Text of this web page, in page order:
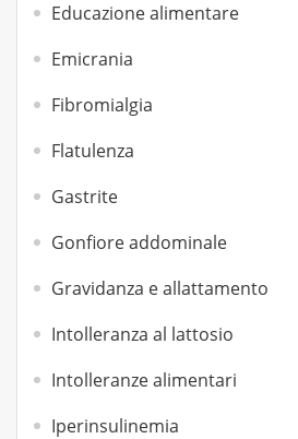
Educazione alimentare
Emicrania
Fibromialgia
Flatulenza
Gastrite
Gonfiore addominale
Gravidanza e allattamento
Intolleranza al lattosio
Intolleranze alimentari
Iperinsulinemia